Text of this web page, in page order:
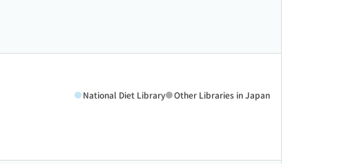
National Diet Library Other Libraries in Japan